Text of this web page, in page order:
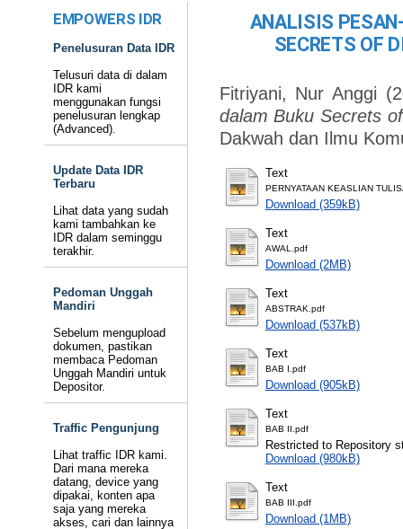
EMPOWERS IDR
Penelusuran Data IDR
Telusuri data di dalam
IDR kami
menggunakan fungsi
penelusuran lengkap
(Advanced).
Update Data IDR
Terbaru
Lihat data yang sudah
kami tambahkan ke
IDR dalam seminggu
terakhir.
Pedoman Unggah
Mandiri
Sebelum mengupload
dokumen, pastikan
membaca Pedoman
Unggah Mandiri untuk
Depositor.
Traffic Pengunjung
Lihat traffic IDR kami.
Dari mana mereka
datang, device yang
dipakai, konten apa
saja yang mereka
akses, cari dan lainnya
ANALISIS
SECRETS OF
Fitriyani, Nur Anggi
dalam Buku Secrets
Dakwah dan Ilmu
Text
PERNYATAAN KEASLIAN
Download (359kB)
Text
AWAL.pdf
Download (2MB)
Text
ABSTRAK.pdf
Download (537kB)
Text
BAB I.pdf
Download (905kB)
Text
BAB II.pdf
Restricted to Repository
Download (980kB)
Text
BAB III.pdf
Download (1MB)